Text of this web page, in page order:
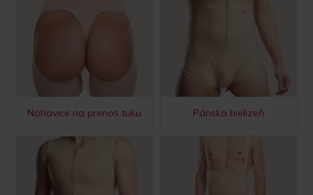
Nohavice na prenos tuku Pánska bielizeň